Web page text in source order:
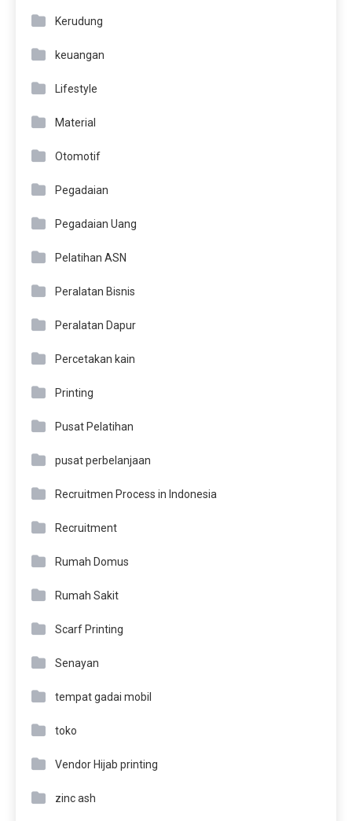
Kerudung
keuangan
Lifestyle
Material
Otomotif
Pegadaian
Pegadaian Uang
Pelatihan ASN
Peralatan Bisnis
Peralatan Dapur
Percetakan kain
Printing
Pusat Pelatihan
pusat perbelanjaan
Recruitmen Process in Indonesia
Recruitment
Rumah Domus
Rumah Sakit
Scarf Printing
Senayan
tempat gadai mobil
toko
Vendor Hijab printing
zinc ash